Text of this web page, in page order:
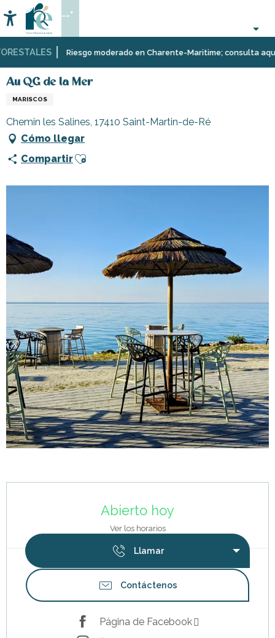
au
contenu
principal
Riesgo moderado en Charente-Maritime; consulta aquí
Accessibilité
Buscar
--°
Página Web
ComerRestaurantes
Restaurantes
Au QG de la Mer
Au QG de la Mer
MARISCOS
Chemin les Salines, 17410 Saint-Martin-de-Ré
Cómo llegar
CompartirAjouter aux favoris
Abierto hoy
Ver los horarios
Llamar
Contáctenos
Página de Facebook